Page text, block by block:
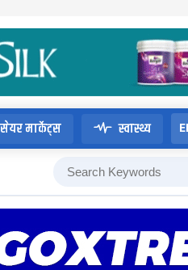
सेयर मार्केट्स स्वास्थ्य